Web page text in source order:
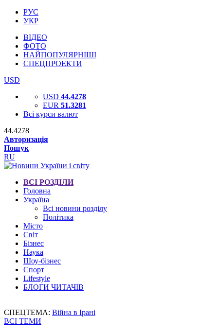
РУС
УКР
ВІДЕО
ФОТО
НАЙПОПУЛЯРНІШІ
СПЕЦПРОЕКТИ
USD
USD 44.4278
EUR 51.3281
Всі курси валют
44.4278
Авторизація
Пошук
RU
ВСІ РОЗДІЛИ
Головна
Україна
Всі новини розділу
Політика
Місто
Світ
Бізнес
Наука
Шоу-бізнес
Спорт
Lifestyle
БЛОГИ ЧИТАЧІВ
СПЕЦТЕМА: Війна в Ірані
ВСІ ТЕМИ